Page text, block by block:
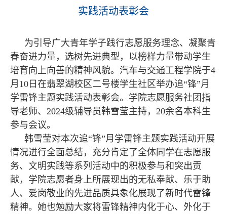
实践活动表彰会
为引导广大青年学子践行志愿服务理念、凝聚青
春奋进力量，选树先进典型，以榜样力量带动学生
培育向上向善的精神风貌。汽车与交通工程学院于4
月10日在翡翠湖校区二号楼学生社区举办追“锋”月
学雷锋主题实践活动表彰会。学院志愿服务社团指
导老师、2024级辅导员韩雪莹主持，20余名本科生
参与会议。
韩雪莹对本次追“锋”月学雷锋主题实践活动开展
情况进行全面总结，充分肯定了全体同学在志愿服
务、文明实践等系列活动中的积极参与和突出贡
献，学院志愿者身上所展现出的无私奉献、乐于助
人、爱岗敬业的先进品质具象化展现了新时代雷锋
精神。她也勉励大家将雷锋精神内化于心、外化于